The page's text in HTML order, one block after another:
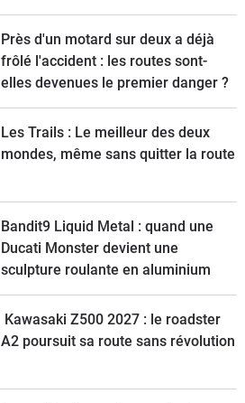
Près d'un motard sur deux a déjà
frôlé l'accident : les routes sont-
elles devenues le premier danger ?
Les Trails : Le meilleur des deux
mondes, même sans quitter la route
Bandit9 Liquid Metal : quand une
Ducati Monster devient une
sculpture roulante en aluminium
Kawasaki Z500 2027 : le roadster
A2 poursuit sa route sans révolution